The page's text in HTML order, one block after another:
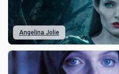
Angelina Jolie